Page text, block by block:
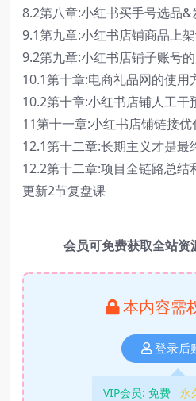
8.2第八章:小红书买手号选品
9.1第九章:小红书店铺商品上
9.2第九章:小红书店铺子账号
10.1第十章:电商礼品网的使用
10.2第十章:小红书店铺人工干
11第十一章:小红书店铺链接
12.1第十二章:长期主义才是最
12.2第十二章:项目全链路总
更新2节复盘课
会员可免费获取全站资
本内容需
登录后
VIP会员: 免费 永